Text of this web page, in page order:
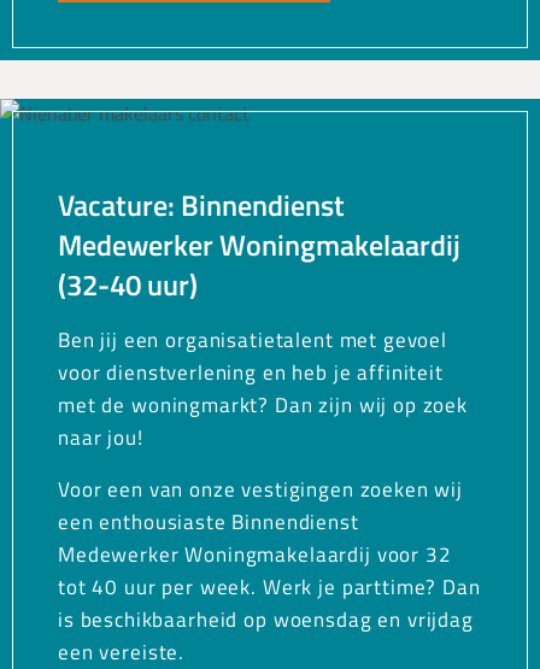
Vacature: Binnendienst
Medewerker Woningmakelaardij
(32-40 uur)
Ben jij een organisatietalent met gevoel
voor dienstverlening en heb je affiniteit
met de woningmarkt? Dan zijn wij op zoek
naar jou!
Voor een van onze vestigingen zoeken wij
een enthousiaste Binnendienst
Medewerker Woningmakelaardij voor 32
tot 40 uur per week. Werk je parttime? Dan
is beschikbaarheid op woensdag en vrijdag
een vereiste.